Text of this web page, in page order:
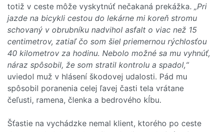
totiž v ceste môže vyskytnúť nečakaná prekážka. „Pri
jazde na bicykli cestou do lekárne mi koreň stromu
schovaný v obrubníku nadvihol asfalt o viac než 15
centimetrov, zatiaľ čo som šiel priemernou rýchlosťou
40 kilometrov za hodinu. Nebolo možné sa mu vyhnúť,
náraz spôsobil, že som stratil kontrolu a spadol,“
uviedol muž v hlásení škodovej udalosti. Pád mu
spôsobil poranenia celej ľavej časti tela vrátane
čeľusti, ramena, členka a bedrového kĺbu.
Šťastie na vychádzke nemal klient, ktorého po ceste